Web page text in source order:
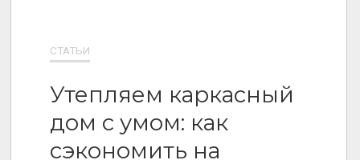
СТАТЬИ
Утепляем каркасный
дом с умом: как
сэкономить на